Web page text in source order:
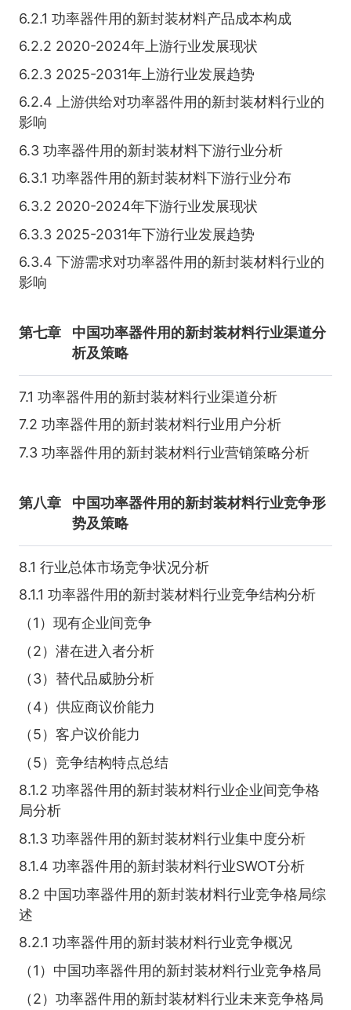
6.2.1 功率器件用的新封装材料产品成本构成
6.2.2 2020-2024年上游行业发展现状
6.2.3 2025-2031年上游行业发展趋势
6.2.4 上游供给对功率器件用的新封装材料行业的
影响
6.3 功率器件用的新封装材料下游行业分析
6.3.1 功率器件用的新封装材料下游行业分布
6.3.2 2020-2024年下游行业发展现状
6.3.3 2025-2031年下游行业发展趋势
6.3.4 下游需求对功率器件用的新封装材料行业的
影响
第七章
中国功率器件用的新封装材料行业渠道分
析及策略
7.1 功率器件用的新封装材料行业渠道分析
7.2 功率器件用的新封装材料行业用户分析
7.3 功率器件用的新封装材料行业营销策略分析
第八章
中国功率器件用的新封装材料行业竞争形
势及策略
8.1 行业总体市场竞争状况分析
8.1.1 功率器件用的新封装材料行业竞争结构分析
（1）现有企业间竞争
（2）潜在进入者分析
（3）替代品威胁分析
（4）供应商议价能力
（5）客户议价能力
（5）竞争结构特点总结
8.1.2 功率器件用的新封装材料行业企业间竞争格
局分析
8.1.3 功率器件用的新封装材料行业集中度分析
8.1.4 功率器件用的新封装材料行业SWOT分析
8.2 中国功率器件用的新封装材料行业竞争格局综
述
8.2.1 功率器件用的新封装材料行业竞争概况
（1）中国功率器件用的新封装材料行业竞争格局
（2）功率器件用的新封装材料行业未来竞争格局